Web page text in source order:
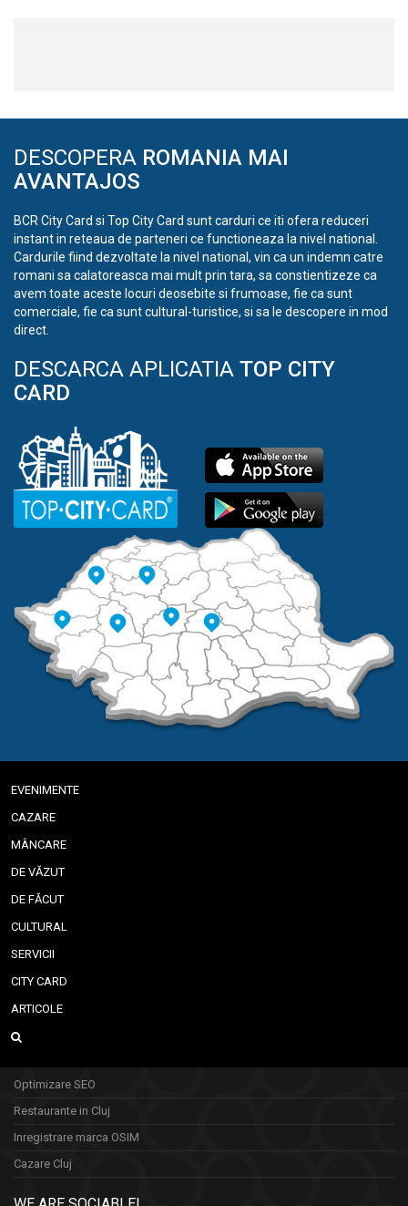
DESCOPERA ROMANIA MAI
AVANTAJOS
BCR City Card si Top City Card sunt carduri ce iti ofera reduceri
instant in reteaua de parteneri ce functioneaza la nivel national.
Cardurile fiind dezvoltate la nivel national, vin ca un indemn catre
romani sa calatoreasca mai mult prin tara, sa constientizeze ca
avem toate aceste locuri deosebite si frumoase, fie ca sunt
comerciale, fie ca sunt cultural-turistice, si sa le descopere in mod
direct.
DESCARCA APLICATIA TOP CITY
CARD
EVENIMENTE
CAZARE
MÂNCARE
DE VĂZUT
DE FĂCUT
CULTURAL
SERVICII
CITY CARD
ARTICOLE
Optimizare SEO
Restaurante in Cluj
Inregistrare marca OSIM
Cazare Cluj